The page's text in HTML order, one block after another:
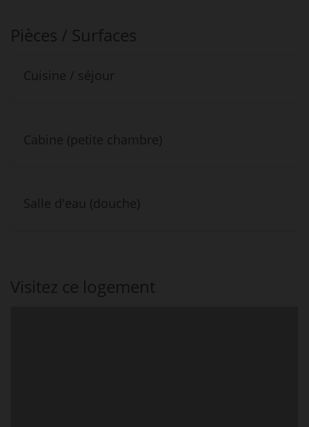
Pièces / Surfaces
Cuisine / séjour
Cabine (petite chambre)
Salle d'eau (douche)
Visitez ce logement